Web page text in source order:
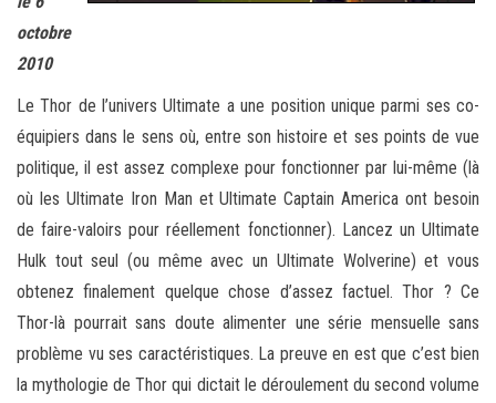
octobre
2010
Le Thor de l’univers Ultimate a une position unique parmi ses co-
équipiers dans le sens où, entre son histoire et ses points de vue
politique, il est assez complexe pour fonctionner par lui-même (là
où les Ultimate Iron Man et Ultimate Captain America ont besoin
de faire-valoirs pour réellement fonctionner). Lancez un Ultimate
Hulk tout seul (ou même avec un Ultimate Wolverine) et vous
obtenez finalement quelque chose d’assez factuel. Thor ? Ce
Thor-là pourrait sans doute alimenter une série mensuelle sans
problème vu ses caractéristiques. La preuve en est que c’est bien
la mythologie de Thor qui dictait le déroulement du second volume